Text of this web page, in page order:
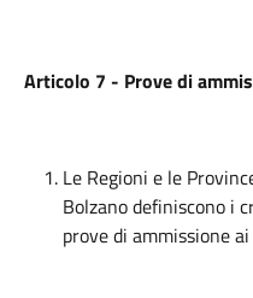
Articolo 7 - Prove di
Le Regioni e le
Bolzano definiscono i
prove di ammissione